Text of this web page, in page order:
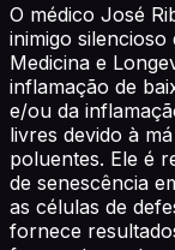
O médico José
inimigo
Medicina e
inflamação de
e/ou da
livres devido à
poluentes. Ele é
de senescência
as células de
fornece